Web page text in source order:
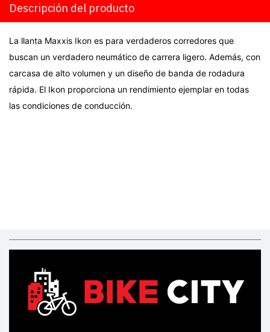
Descripción del producto
La llanta Maxxis Ikon es para verdaderos corredores que
buscan un verdadero neumático de carrera ligero. Además, con
carcasa de alto volumen y un diseño de banda de rodadura
rápida. El Ikon proporciona un rendimiento ejemplar en todas
las condiciones de conducción.